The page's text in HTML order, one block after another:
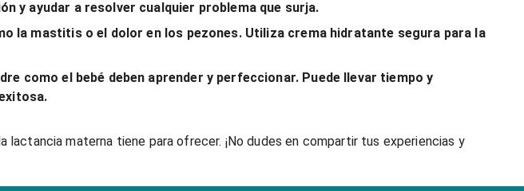
y ayudar a resolver cualquier problema que surja.
la mastitis o el dolor en los pezones. Utiliza crema hidratante segura para la
como el bebé deben aprender y perfeccionar. Puede llevar tiempo y
materna tiene para ofrecer. ¡No dudes en compartir tus experiencias y